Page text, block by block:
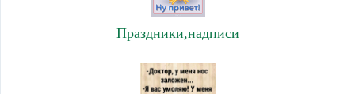
Праздники,надписи